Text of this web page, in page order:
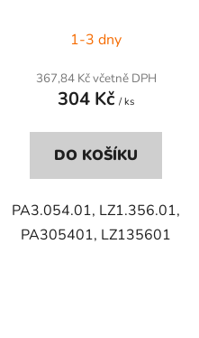
1-3 dny
367,84 Kč včetně DPH
304 Kč / ks
DO KOŠÍKU
PA3.054.01, LZ1.356.01,
PA305401, LZ135601